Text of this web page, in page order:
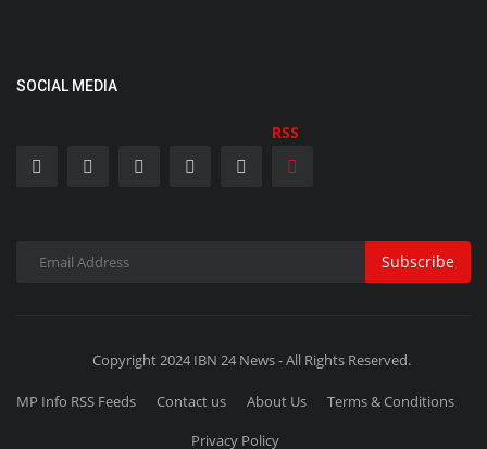
SOCIAL MEDIA
RSS
Subscribe
Copyright 2024 IBN 24 News - All Rights Reserved.
MP Info RSS Feeds Contact us About Us
Terms & Conditions
Privacy Policy